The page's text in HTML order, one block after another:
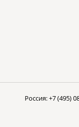
Россия:+7 (495)